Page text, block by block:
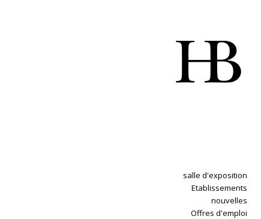
salle d'exposition
Etablissements
nouvelles
Offres d'emploi